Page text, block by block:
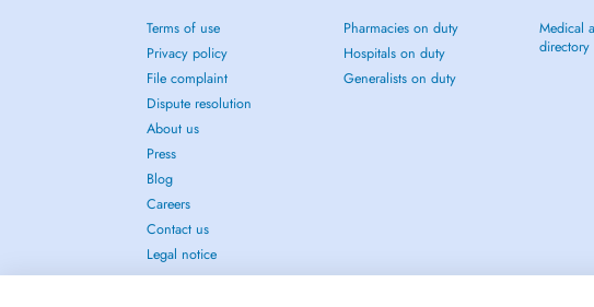
Terms of use
Privacy policy
File complaint
Dispute resolution
About us
Press
Blog
Careers
Contact us
Legal notice
Pharmacies on duty
Hospitals on duty
Generalists on duty
Medical
directory